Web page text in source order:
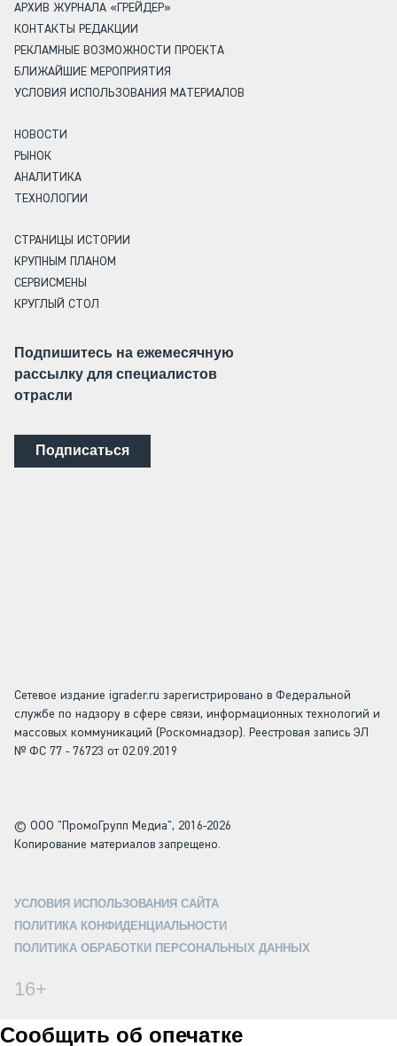
АРХИВ ЖУРНАЛА «ГРЕЙДЕР»
КОНТАКТЫ РЕДАКЦИИ
РЕКЛАМНЫЕ ВОЗМОЖНОСТИ ПРОЕКТА
БЛИЖАЙШИЕ МЕРОПРИЯТИЯ
УСЛОВИЯ ИСПОЛЬЗОВАНИЯ МАТЕРИАЛОВ
НОВОСТИ
РЫНОК
АНАЛИТИКА
ТЕХНОЛОГИИ
СТРАНИЦЫ ИСТОРИИ
КРУПНЫМ ПЛАНОМ
СЕРВИСМЕНЫ
КРУГЛЫЙ СТОЛ
Подпишитесь на ежемесячную
рассылку для специалистов
отрасли
Подписаться
Сетевое издание igrader.ru зарегистрировано в Федеральной
службе по надзору в сфере связи, информационных технологий и
массовых коммуникаций (Роскомнадзор). Реестровая запись ЭЛ
№ ФС 77 - 76723 от 02.09.2019
© ООО "ПромоГрупп Медиа", 2016-2026
Копирование материалов запрещено.
УСЛОВИЯ ИСПОЛЬЗОВАНИЯ САЙТА
ПОЛИТИКА КОНФИДЕНЦИАЛЬНОСТИ
ПОЛИТИКА ОБРАБОТКИ ПЕРСОНАЛЬНЫХ ДАННЫХ
16+
Сообщить об опечатке